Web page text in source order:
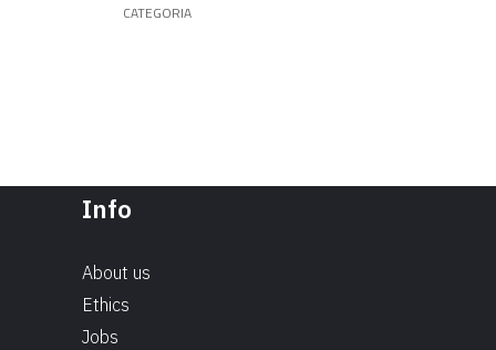
CATEGORIA
Info
About us
Ethics
Jobs